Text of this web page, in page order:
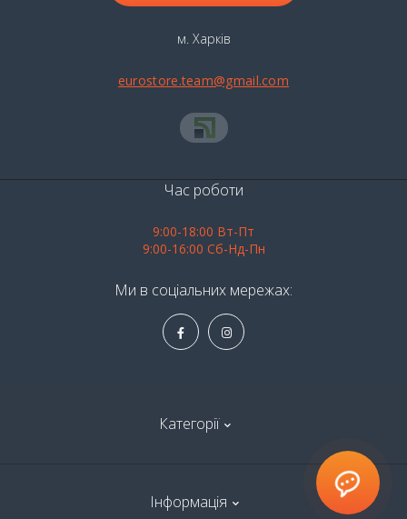
м. Харків
eurostore.team@gmail.com
Категорії
Інформація
Час роботи
9:00-18:00 Вт-Пт
9:00-16:00 Сб-Нд-Пн
Ми в соціальних мережах: